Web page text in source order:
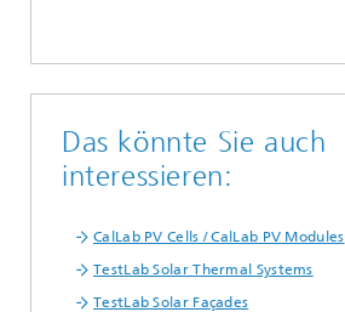
Das könnte Sie auch
interessieren:
CalLab PV Cells / CalLab PV Modules
TestLab Solar Thermal Systems
TestLab Solar Façades